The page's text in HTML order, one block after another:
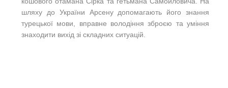
шляху до України Арсену допомагають його знання
турецької мови, вправне володіння зброєю та уміння
знаходити вихід зі складних ситуацій.